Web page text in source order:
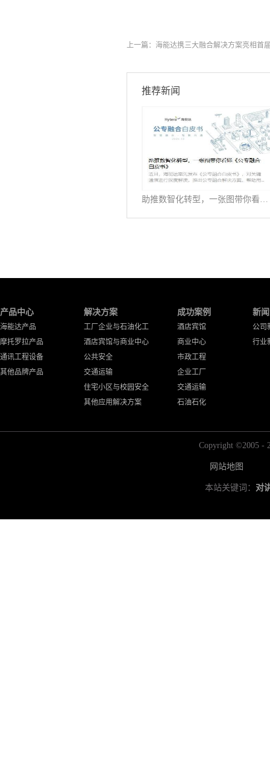
上一篇： 海能达携三大融合解决方案亮相首
推荐新闻
助推数智化转型，一张图带你看懂《公专融合白皮书》
产品中心
海能达产品
摩托罗拉产品
通讯工程设备
其他品牌产品
解决方案
工厂企业与石油化工
酒店宾馆与商业中心
公共安全
交通运输
住宅小区与校园安全
其他应用解决方案
成功案例
酒店宾馆
商业中心
市政工程
企业工厂
交通运输
石油石化
新
公司
行业
Copyright ©2005 -
网站地图
本站关键词： 对